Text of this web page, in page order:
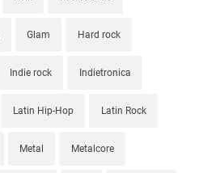
Glam Hard rock
Indie rock Indietronica
Latin Hip-Hop Latin Rock
Metal Metalcore